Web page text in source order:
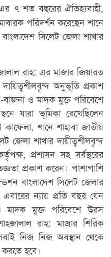
৭ শত বছরের ঐতিহ্যবাহী,
পরিদর্শন করেছেন শানে
সিলেট জেলা শাখার
রাহ: এর মাজার জিয়ারত
অনুভূতি প্রকাশ
ও মাদক মুক্ত পরিবেশে
যারা ভূমিকা রেখেছিলেন
শানে শাহাবা জাতীয়
জেলা শাখার দায়ীত্বশীলবৃন্দ
প্রশাসন সহ সর্বস্থরের
প্রকাশ করেন। পাশাপাশি
বাংলাদেশ সিলেট জেলার
ন্যায় প্রতি বছর যেন
মাদক মুক্ত পরিবেশে উরস
রাহ: মাজার শিরিক
নিজ নিজ অবস্থান থেকে
হবে।